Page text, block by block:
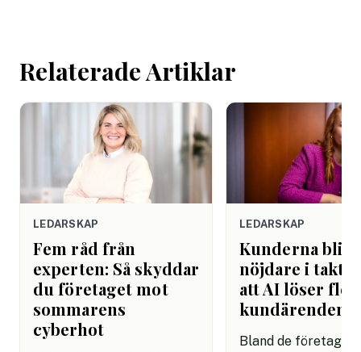
Relaterade Artiklar
LEDARSKAP
Fem råd från
experten: Så skyddar
du företaget mot
sommarens
cyberhot
LEDARSKAP
Kunderna blir
nöjdare i takt
att AI löser fler
kundärenden
Bland de företag